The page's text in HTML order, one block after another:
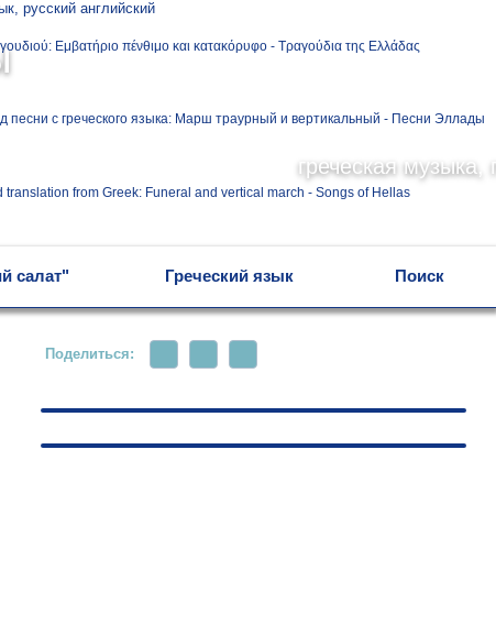
греческая музыка,
салат" Греческий язык Поиск
Поделиться: